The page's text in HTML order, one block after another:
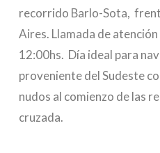
recorrido Barlo-Sota,
Aires. Llamada de
12:00hs. Día ideal para
proveniente del Sudeste
nudos al comienzo de las
cruzada.